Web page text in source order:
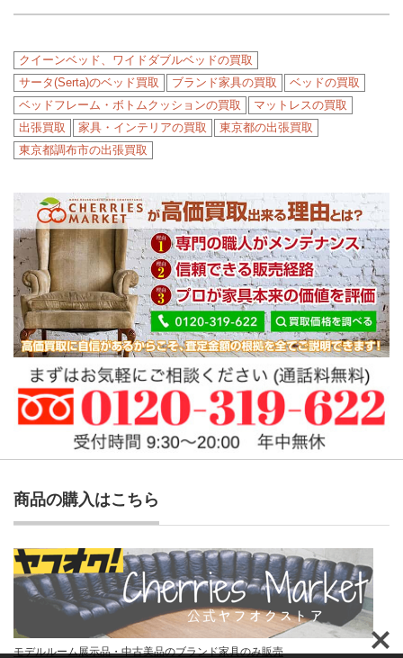
クイーンベッド、ワイドダブルベッドの買取
サータ(Serta)のベッド買取
ブランド家具の買取
ベッドの買取
ベッドフレーム・ボトムクッションの買取
マットレスの買取
出張買取
家具・インテリアの買取
東京都の出張買取
東京都調布市の出張買取
商品の購入はこちら
モデルルーム展示品・中古美品のブランド家具のみ販売